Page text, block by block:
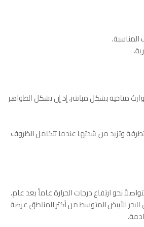
المناسبة.
مناخية بشكل مباشر، إذ إن تشكل الظواهر
وتزيد من شدتها عندما تتكامل الظروف
نحو ارتفاع درجات الحرارة عاماً بعد عام،
الأبيض المتوسط من أكثر المناطق عرضة